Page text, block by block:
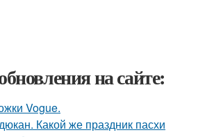
на сайте:
Vogue.
Какой же праздник пасхи